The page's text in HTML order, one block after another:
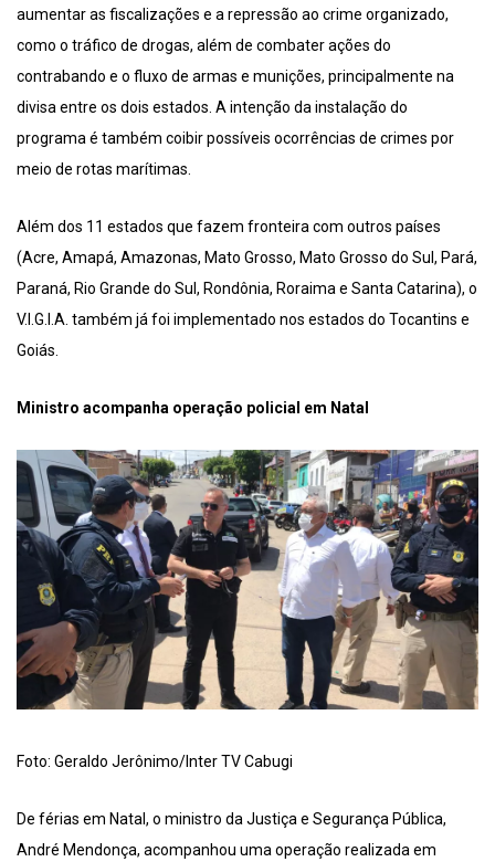
aumentar as fiscalizações e a repressão ao crime organizado,
como o tráfico de drogas, além de combater ações do
contrabando e o fluxo de armas e munições, principalmente na
divisa entre os dois estados. A intenção da instalação do
programa é também coibir possíveis ocorrências de crimes por
meio de rotas marítimas.
Além dos 11 estados que fazem fronteira com outros países
(Acre, Amapá, Amazonas, Mato Grosso, Mato Grosso do Sul, Pará,
Paraná, Rio Grande do Sul, Rondônia, Roraima e Santa Catarina), o
V.I.G.I.A. também já foi implementado nos estados do Tocantins e
Goiás.
Ministro acompanha operação policial em Natal
Foto: Geraldo Jerônimo/Inter TV Cabugi
De férias em Natal, o ministro da Justiça e Segurança Pública,
André Mendonça, acompanhou uma operação realizada em